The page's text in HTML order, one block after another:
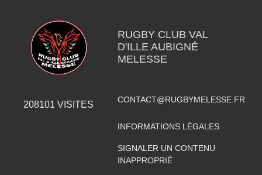
208101 VISITES
RUGBY CLUB VAL
D'ILLE AUBIGNÉ
MELESSE
CONTACT@RUGBYMELESSE.FR
INFORMATIONS LÉGALES
SIGNALER UN CONTENU
INAPPROPRIÉ